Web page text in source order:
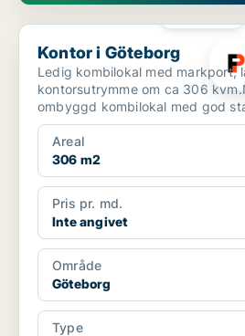
Kontor i Göteborg
Kontor i Göteborg
Ledig kombilokal med markport,
kontorsutrymme om ca 306
ombyggd kombilokal med god
planlösning.Hyresvärd...
Areal
306 m2
Pris pr. md.
Inte angivet
Område
Göteborg
Type